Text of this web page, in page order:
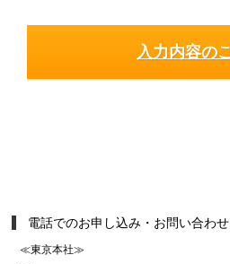
電話でのお申し込み・お問い合わせ
≪東京本社≫